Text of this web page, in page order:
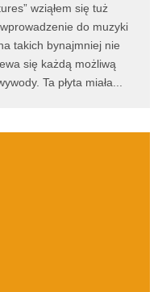
wziąłem się tuż
do muzyki
takich bynajmniej nie
się każdą możliwą
Ta płyta miała